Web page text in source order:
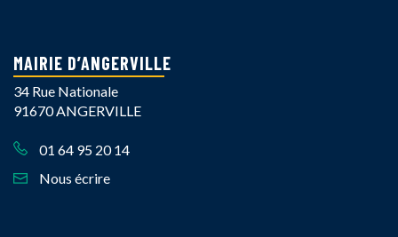
MAIRIE D’ANGERVILLE
34 Rue Nationale
91670 ANGERVILLE
01 64 95 20 14
Nous écrire